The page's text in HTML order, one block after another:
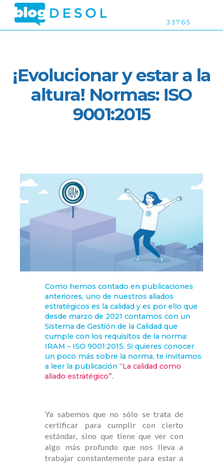
3 3 7 6 5
¡Evolucionar y estar a la
altura! Normas: ISO
9001:2015
Como hemos contado en publicaciones
anteriores, uno de nuestros aliados
estratégicos es la calidad y es por ello que
desde marzo de 2021 contamos con un
Sistema de Gestión de la Calidad que
cumple con los requisitos de la norma:
IRAM – ISO 9001:2015. Si quieres conocer
un poco más sobre la norma, te invitamos
a leer la publicación “La calidad como
aliado estratégico”.
Ya sabemos que no sólo se trata de
certificar para cumplir con cierto
estándar, sino que tiene que ver con
algo más profundo que nos lleva a
trabajar constantemente para estar a